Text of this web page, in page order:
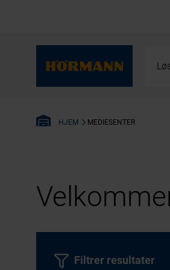
HJEM MEDIESENTER
Filtrer resultater